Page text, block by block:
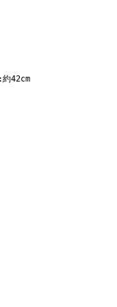
42cm